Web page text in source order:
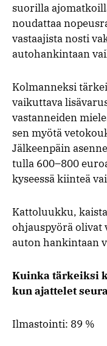
suorilla
noudattaa
vastaajista nosti
autohankintaan
Kolmanneksi
vaikuttava
vastanneiden
sen myötä
Jälkeenpäin
tulla 600–800
kyseessä kiinteä
Kattoluukku,
ohjauspyörä olivat
auton hankintaan
Kuinka tärkeiksi
kun ajattelet
Ilmastointi: 89 %